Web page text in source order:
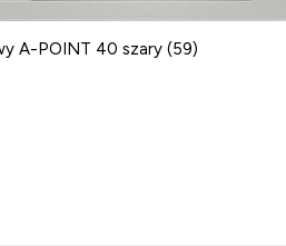
A-POINT 40 szary (59)